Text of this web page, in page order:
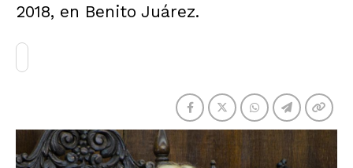
2018, en Benito Juárez.